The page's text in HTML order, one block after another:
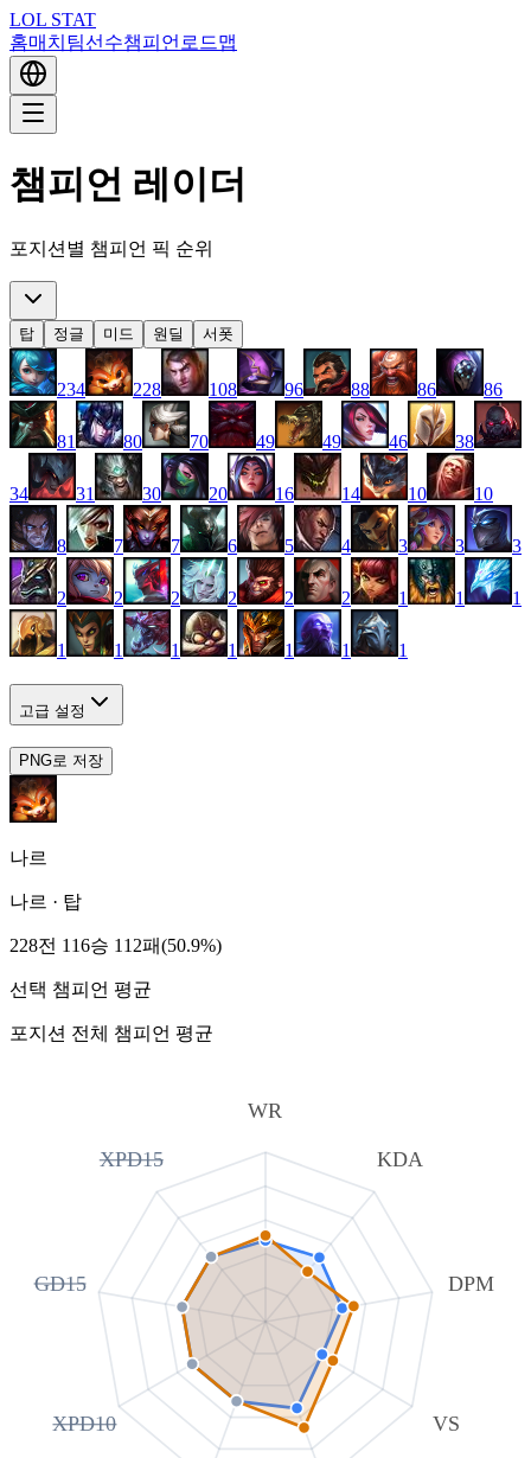
LOL STAT
홈매치 팀선수챔피언 로드맵
챔피언 레이더
포지션별 챔피언 픽 순위
탑 정글 미드 원딜 서폿
234 228 108 96 88 86 86
81 80 70 49 49 46 38
34 31 30 20 16 14 10 10
8 7 7 6 5 4 3 3 3
2 2 2 2 2 2 1 1 1
1 1 1 1 1 1 1
고급 설정
PNG로 저장
나르
나르 · 탑
228전 116승 112패(50.9%)
선택 챔피언 평균
포지션 전체 챔피언 평균
WR
KDA
DPM
VS
XPD10
GD15
XPD15